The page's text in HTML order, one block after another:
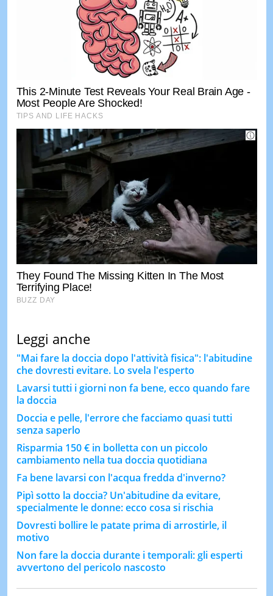
Leggi anche
"Mai fare la doccia dopo l'attività fisica": l'abitudine
che dovresti evitare. Lo svela l'esperto
Lavarsi tutti i giorni non fa bene, ecco quando fare
la doccia
Doccia e pelle, l'errore che facciamo quasi tutti
senza saperlo
Risparmia 150 € in bolletta con un piccolo
cambiamento nella tua doccia quotidiana
Fa bene lavarsi con l'acqua fredda d'inverno?
Pipì sotto la doccia? Un'abitudine da evitare,
specialmente le donne: ecco cosa si rischia
Dovresti bollire le patate prima di arrostirle, il
motivo
Non fare la doccia durante i temporali: gli esperti
avvertono del pericolo nascosto